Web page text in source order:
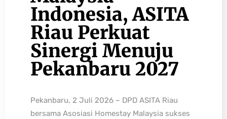
Indonesia, ASITA
Riau Perkuat
Sinergi Menuju
Pekanbaru 2027
Pekanbaru, 2 Juli 2026 – DPD ASITA Riau
bersama Asosiasi Homestay Malaysia sukses